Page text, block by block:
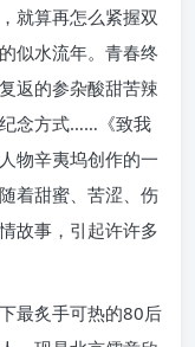
就算再怎么紧握双
似水流年。青春终
返的参杂酸甜苦辣
念方式……《致我
物辛夷坞创作的一
着甜蜜、苦涩、伤
故事，引起许许多
最炙手可热的80后